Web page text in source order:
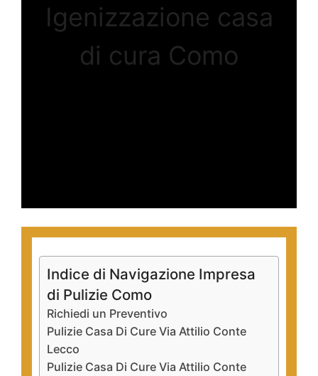
Igenizzazione casa
di cura Como
Indice di Navigazione Impresa
di Pulizie Como
Richiedi un Preventivo
Pulizie Casa Di Cure Via Attilio Conte
Lecco
Pulizie Casa Di Cure Via Attilio Conte